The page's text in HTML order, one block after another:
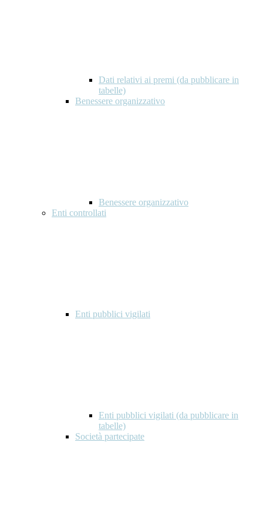
Dati relativi ai premi (da pubblicare in
tabelle)
Benessere organizzativo
Benessere organizzativo
Enti controllati
Enti pubblici vigilati
Enti pubblici vigilati (da pubblicare in
tabelle)
Società partecipate